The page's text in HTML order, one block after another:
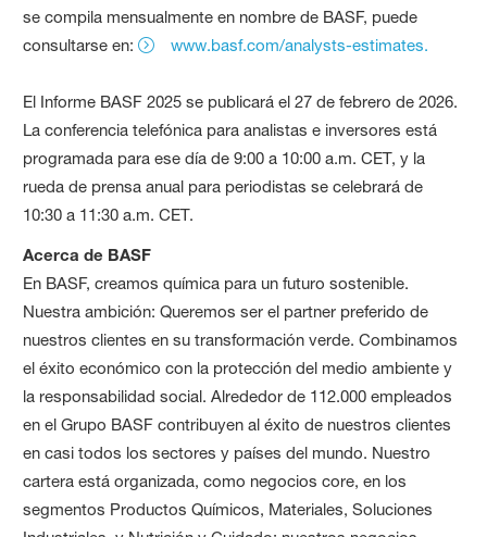
se compila mensualmente en nombre de BASF, puede
consultarse en:
www.basf.com/analysts-estimates.
El Informe BASF 2025 se publicará el 27 de febrero de 2026.
La conferencia telefónica para analistas e inversores está
programada para ese día de 9:00 a 10:00 a.m. CET, y la
rueda de prensa anual para periodistas se celebrará de
10:30 a 11:30 a.m. CET.
Acerca de BASF
En BASF, creamos química para un futuro sostenible.
Nuestra ambición: Queremos ser el partner preferido de
nuestros clientes en su transformación verde. Combinamos
el éxito económico con la protección del medio ambiente y
la responsabilidad social. Alrededor de 112.000 empleados
en el Grupo BASF contribuyen al éxito de nuestros clientes
en casi todos los sectores y países del mundo. Nuestro
cartera está organizada, como negocios core, en los
segmentos Productos Químicos, Materiales, Soluciones